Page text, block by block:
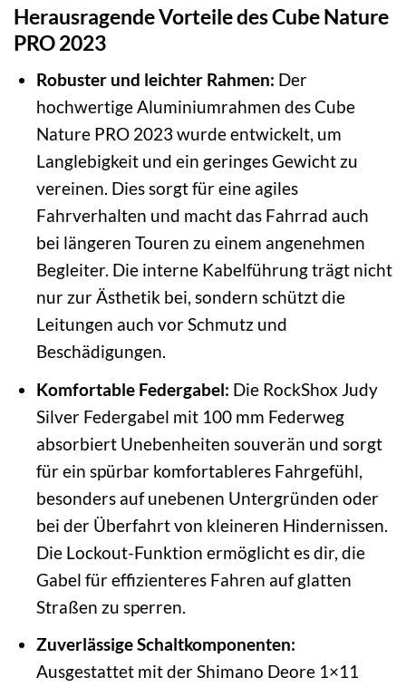
Herausragende Vorteile des Cube Nature
PRO 2023
Robuster und leichter Rahmen: Der
hochwertige Aluminiumrahmen des Cube
Nature PRO 2023 wurde entwickelt, um
Langlebigkeit und ein geringes Gewicht zu
vereinen. Dies sorgt für eine agiles
Fahrverhalten und macht das Fahrrad auch
bei längeren Touren zu einem angenehmen
Begleiter. Die interne Kabelführung trägt nicht
nur zur Ästhetik bei, sondern schützt die
Leitungen auch vor Schmutz und
Beschädigungen.
Komfortable Federgabel: Die RockShox Judy
Silver Federgabel mit 100 mm Federweg
absorbiert Unebenheiten souverän und sorgt
für ein spürbar komfortableres Fahrgefühl,
besonders auf unebenen Untergründen oder
bei der Überfahrt von kleineren Hindernissen.
Die Lockout-Funktion ermöglicht es dir, die
Gabel für effizienteres Fahren auf glatten
Straßen zu sperren.
Zuverlässige Schaltkomponenten:
Ausgestattet mit der Shimano Deore 1×11